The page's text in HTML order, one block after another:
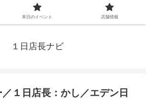
１日店長ナビ
１日店長：かし／エデン日
本日のイベント 店舗情報